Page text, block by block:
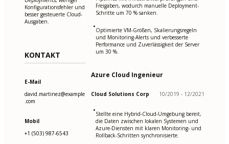
Konfigurationsfehler und
besser gesteuerte Cloud-
Ausgaben.
KONTAKT
E-Mail
david.martinez@example
.com
Mobil
+1 (503) 987-6543
Freigaben, wodurch manuelle Deployment-
Schritte um 70 % sanken.
•Optimierte VM-Größen, Skalierungsregeln
und Monitoring-Alerts und verbesserte
Performance und Zuverlässigkeit der Server
um 30 %.
Azure Cloud Ingenieur
Cloud Solutions Corp 10/2019 - 12/2021
•Stellte eine Hybrid-Cloud-Umgebung bereit,
die Daten zwischen lokalen Systemen und
Azure-Diensten mit klaren Monitoring- und
Rollback-Schritten synchronisierte.